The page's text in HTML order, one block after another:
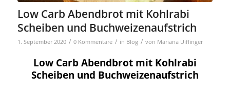
Low Carb Abendbrot mit Kohlrabi
Scheiben und Buchweizenaufstrich
1. September 2020 / 0 Kommentare / in Blog / von Mariana Uiffinger
Low Carb Abendbrot mit Kohlrabi
Scheiben und Buchweizenaufstrich